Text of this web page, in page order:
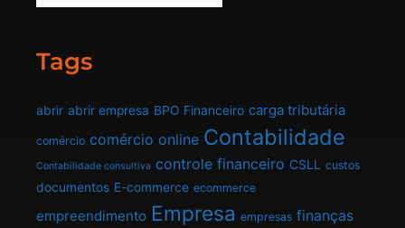
Tags
abrir abrir empresa BPO Financeiro carga tributária
comércio comércio online Contabilidade
Contabilidade consultiva controle financeiro CSLL custos
documentos E-commerce ecommerce
empreendimento Empresa empresas finanças